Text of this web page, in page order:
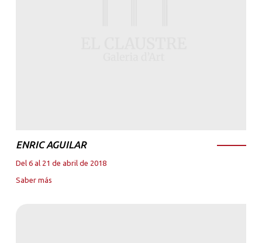
ENRIC AGUILAR
Del 6 al 21 de abril de 2018
Saber más